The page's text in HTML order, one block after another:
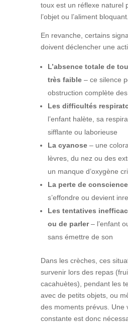
toux est un réflexe naturel
l’objet ou l’aliment bloquant.
En revanche, certains
doivent déclencher une
L’absence totale de
très faible– ce silence
obstruction complète
Les difficultés
l’enfant halète, sa
sifflante ou laborieuse
La cyanose– une
lèvres, du nez ou des
un manque d’oxygène
La perte de conscience
s’effondre ou devient
Les tentatives
ou de parler– l’enfant
sans émettre de son
Dans les crèches, ces
survenir lors des repas
cacahuètes), pendant les
avec de petits objets, ou
des moments prévus. Une
constante est donc